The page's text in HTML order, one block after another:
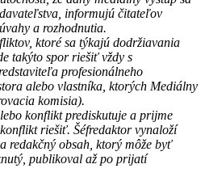
informujú čitateľov
a rozhodnutia.
ktoré sa týkajú dodržiavania
takýto spor riešiť vždy s
profesionálneho
alebo vlastníka, ktorých Mediálny
komisia).
konflikt prediskutuje a prijme
riešiť. Šéfredaktor vynaloží
redakčný obsah, ktorý môže byť
publikoval až po prijatí